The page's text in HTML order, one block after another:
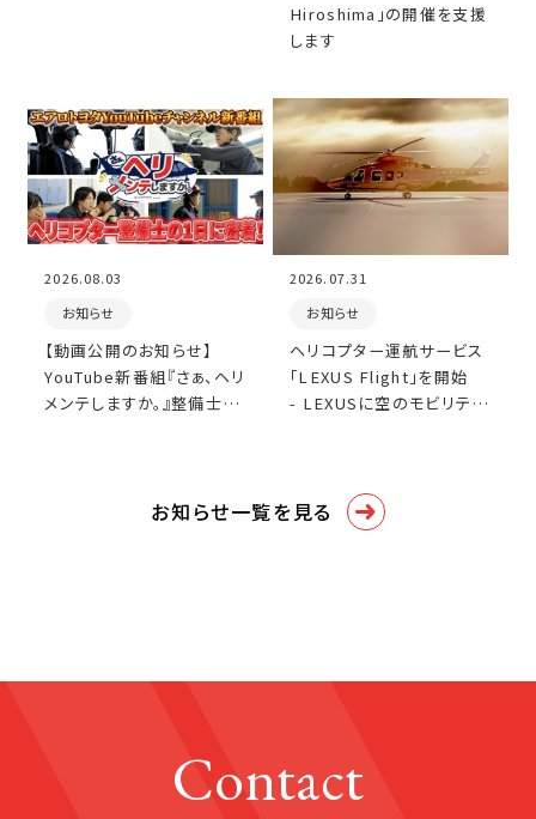
Hiroshima」の開催を支援
します
2026.08.03
お知らせ
【動画公開のお知らせ】
YouTube新番組『さぁ、ヘリ
メンテしますか。』整備士の
2026.07.31
お知らせ
ヘリコプター運航サービス
「LEXUS Flight」を開始
- LEXUSに空のモビリティ
お知らせ一覧を見る
Contact